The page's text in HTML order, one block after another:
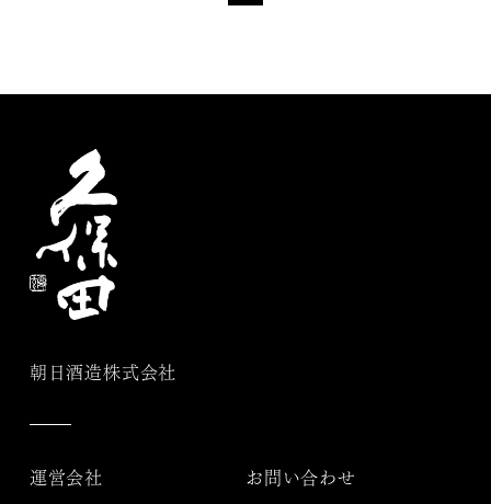
朝日酒造株式会社
運営会社 お問い合わせ